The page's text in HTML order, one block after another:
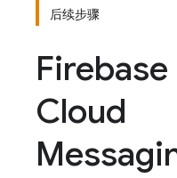
后续步骤
Firebase
Cloud